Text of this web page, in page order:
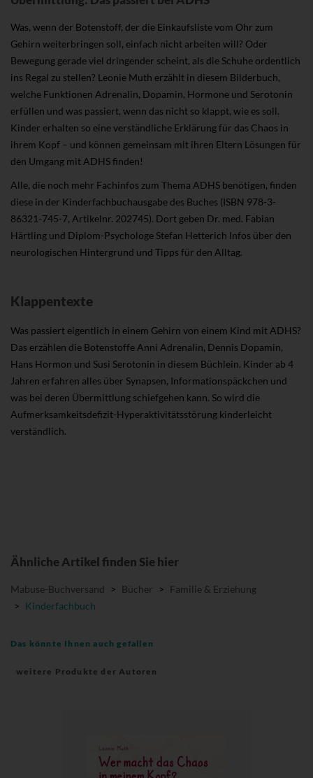
Was, wenn der Botenstoff, der die Einkaufsliste vom Ohr zum
Gehirn weiterbringen soll, einfach nicht arbeiten will? Oder
Bewegung gerade viel dringender scheint, als die Schuhe ordentlich
ins Regal zu stellen? Leonie Muth erzählt in diesem Bilderbuch,
welche Funktionen Adrenalin, Dopamin, Hormone und Serotonin
erfüllen und was passiert, wenn das nicht so klappt, wie es soll.
Kinder erhalten so eine verständliche Erklärung für das Chaos in
ihrem Kopf – und können gemeinsam mit ihren Eltern Lösungen für
den Umgang mit ADHS finden!
Alle, die noch mehr Fachinfos zum Thema ADHS benötigen, finden
diese in der Kinderfachbuchausgabe des Buches (ISBN 978-3-
86321-745-7, Artikelnr. 202745). Dort geben Dr. med. Fabian
Härtling und Diplom-Psychologe Stefan Hetterich Infos über den
neurologischen Hintergrund und Tipps für den Alltag.
Klappentexte
Was passiert eigentlich in einem Gehirn von einem Kind mit ADHS?
Das erzählen die Botenstoffe Anni Adrenalin, Dennis Dopamin,
Hans Hormon und Susi Serotonin in diesem Büchlein. Kinder ab 4
Jahren erfahren alles über Synapsen, Informationspäckchen und
was bei deren Übermittlung schiefgehen kann. So wird die
Aufmerksamkeitsdefizit-Hyperaktivitätsstörung kinderleicht
verständlich.
Ähnliche Artikel finden Sie hier
Mabuse-Buchversand > Bücher > Familie & Erziehung
> Kinderfachbuch
Das könnte Ihnen auch gefallen
weitere Produkte der Autoren